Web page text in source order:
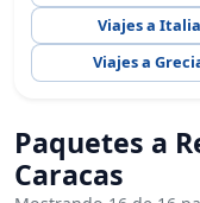
Viajes a Italia
Viajes a
Paquetes a
Caracas